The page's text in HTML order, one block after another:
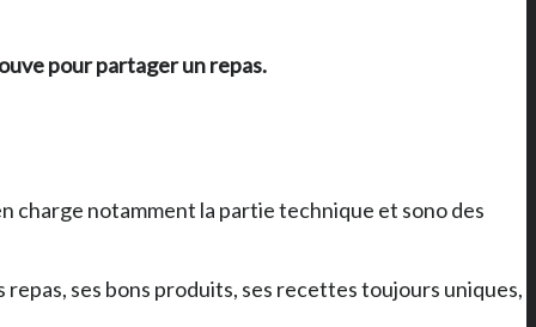
pour partager un repas.
charge notamment la partie technique et sono des
repas, ses bons produits, ses recettes toujours uniques,